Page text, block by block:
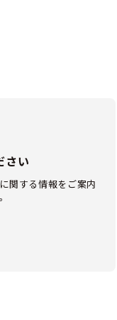
さい
関する情報をご案内